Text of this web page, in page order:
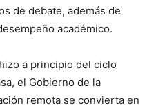
de debate, además de
académico.
a principio del ciclo
el Gobierno de la
remota se convierta en